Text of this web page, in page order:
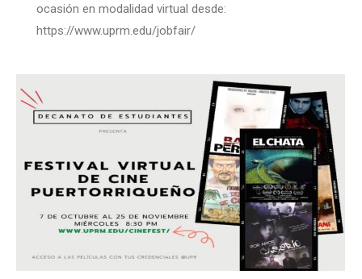
ocasión en modalidad virtual desde:
https://www.uprm.edu/jobfair/